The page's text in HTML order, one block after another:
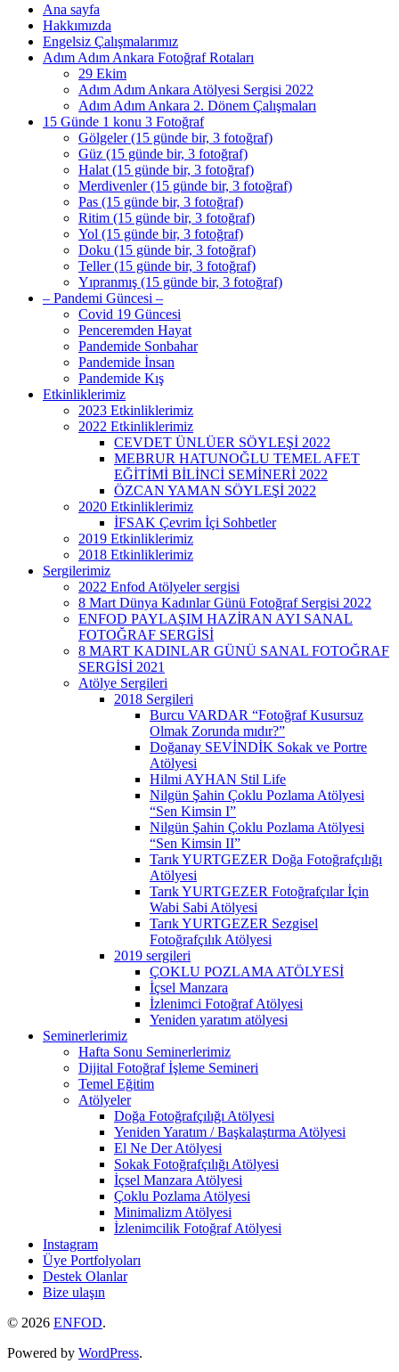
Ana sayfa
Hakkımızda
Engelsiz Çalışmalarımız
Adım Adım Ankara Fotoğraf Rotaları
29 Ekim
Adım Adım Ankara Atölyesi Sergisi 2022
Adım Adım Ankara 2. Dönem Çalışmaları
15 Günde 1 konu 3 Fotoğraf
Gölgeler (15 günde bir, 3 fotoğraf)
Güz (15 günde bir, 3 fotoğraf)
Halat (15 günde bir, 3 fotoğraf)
Merdivenler (15 günde bir, 3 fotoğraf)
Pas (15 günde bir, 3 fotoğraf)
Ritim (15 günde bir, 3 fotoğraf)
Yol (15 günde bir, 3 fotoğraf)
Doku (15 günde bir, 3 fotoğraf)
Teller (15 günde bir, 3 fotoğraf)
Yıpranmış (15 günde bir, 3 fotoğraf)
– Pandemi Güncesi –
Covid 19 Güncesi
Penceremden Hayat
Pandemide Sonbahar
Pandemide İnsan
Pandemide Kış
Etkinliklerimiz
2023 Etkinliklerimiz
2022 Etkinliklerimiz
CEVDET ÜNLÜER SÖYLEŞİ 2022
MEBRUR HATUNOĞLU TEMEL AFET
EĞİTİMİ BİLİNCİ SEMİNERİ 2022
ÖZCAN YAMAN SÖYLEŞİ 2022
2020 Etkinliklerimiz
İFSAK Çevrim İçi Sohbetler
2019 Etkinliklerimiz
2018 Etkinliklerimiz
Sergilerimiz
2022 Enfod Atölyeler sergisi
8 Mart Dünya Kadınlar Günü Fotoğraf Sergisi 2022
ENFOD PAYLAŞIM HAZİRAN AYI SANAL
FOTOĞRAF SERGİSİ
8 MART KADINLAR GÜNÜ SANAL FOTOĞRAF
SERGİSİ 2021
Atölye Sergileri
2018 Sergileri
Burcu VARDAR “Fotoğraf Kusursuz
Olmak Zorunda mıdır?”
Doğanay SEVİNDİK Sokak ve Portre
Atölyesi
Hilmi AYHAN Stil Life
Nilgün Şahin Çoklu Pozlama Atölyesi
“Sen Kimsin I”
Nilgün Şahin Çoklu Pozlama Atölyesi
“Sen Kimsin II”
Tarık YURTGEZER Doğa Fotoğrafçılığı
Atölyesi
Tarık YURTGEZER Fotoğrafçılar İçin
Wabi Sabi Atölyesi
Tarık YURTGEZER Sezgisel
Fotoğrafçılık Atölyesi
2019 sergileri
ÇOKLU POZLAMA ATÖLYESİ
İçsel Manzara
İzlenimci Fotoğraf Atölyesi
Yeniden yaratım atölyesi
Seminerlerimiz
Hafta Sonu Seminerlerimiz
Dijital Fotoğraf İşleme Semineri
Temel Eğitim
Atölyeler
Doğa Fotoğrafçılığı Atölyesi
Yeniden Yaratım / Başkalaştırma Atölyesi
El Ne Der Atölyesi
Sokak Fotoğrafçılığı Atölyesi
İçsel Manzara Atölyesi
Çoklu Pozlama Atölyesi
Minimalizm Atölyesi
İzlenimcilik Fotoğraf Atölyesi
Instagram
Üye Portfolyoları
Destek Olanlar
Bize ulaşın
© 2026 ENFOD.
Powered by WordPress.